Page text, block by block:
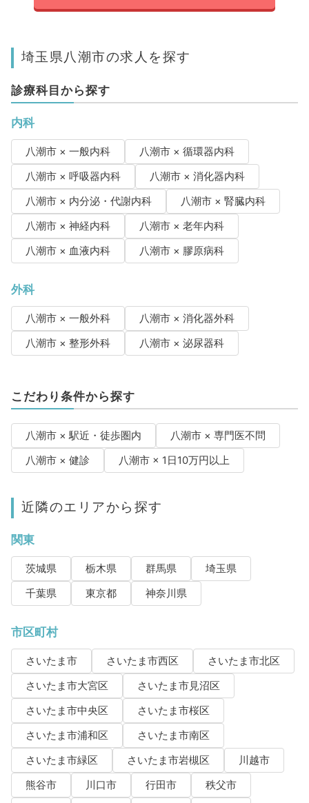
埼玉県八潮市の求人を探す
診療科目から探す
内科
八潮市 × 一般内科
八潮市 × 循環器内科
八潮市 × 呼吸器内科
八潮市 × 消化器内科
八潮市 × 内分泌・代謝内科
八潮市 × 腎臓内科
八潮市 × 神経内科
八潮市 × 老年内科
八潮市 × 血液内科
八潮市 × 膠原病科
外科
八潮市 × 一般外科
八潮市 × 消化器外科
八潮市 × 整形外科
八潮市 × 泌尿器科
こだわり条件から探す
八潮市 × 駅近・徒歩圏内
八潮市 × 専門医不問
八潮市 × 健診
八潮市 × 1日10万円以上
近隣のエリアから探す
関東
茨城県 栃木県 群馬県
埼玉県
千葉県
東京都 神奈川県
市区町村
さいたま市 さいたま市西区
さいたま市北区
さいたま市大宮区
さいたま市見沼区
さいたま市中央区
さいたま市桜区
さいたま市浦和区
さいたま市南区
さいたま市緑区
さいたま市岩槻区
川越市
熊谷市
川口市 行田市
秩父市